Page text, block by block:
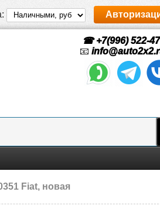
☎ +7(996) 522-
📧
Fiat, новая